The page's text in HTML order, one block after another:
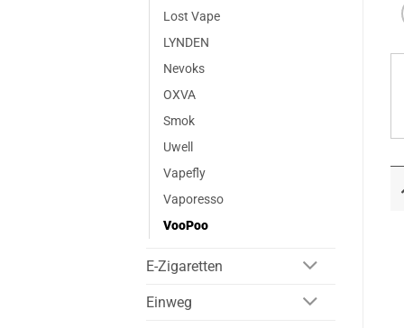
Lost Vape
LYNDEN
Nevoks
OXVA
Smok
Uwell
Vapefly
Vaporesso
VooPoo
E-Zigaretten
Einweg